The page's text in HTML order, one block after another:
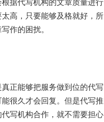
高，只要能够及格就好，所
作的困扰。
正能够把服务做到位的代写
很久才会回复。但是代写推
写机构合作，就不需要担心